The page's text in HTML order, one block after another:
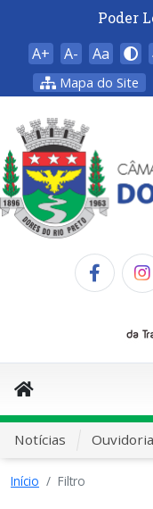
Poder
A+ A- Aa
Mapa do Site
Notícias Ouvidoria
Início Filtro